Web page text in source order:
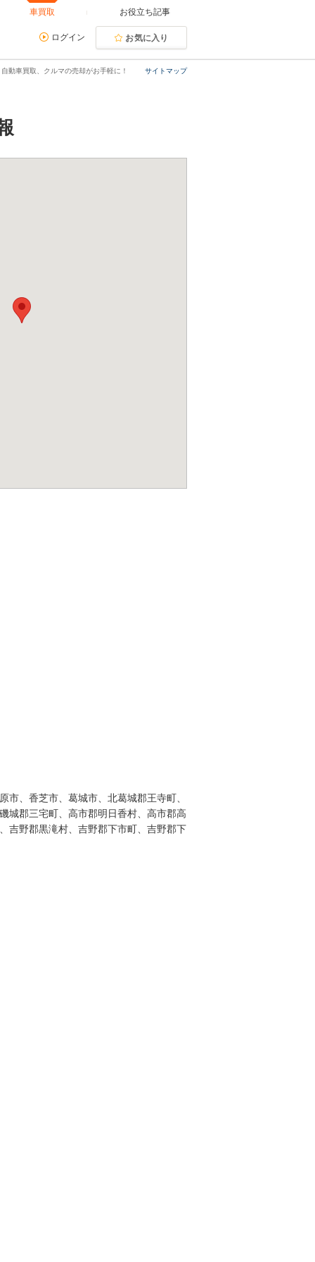
車買取 お役立ち記事
ログイン お気に入り
サイトマップ
動車買取、クルマの売却がお手軽に！
、香芝市、葛城市、北葛城郡王寺町、
城郡三宅町、高市郡明日香村、高市郡高
吉野郡黒滝村、吉野郡下市町、吉野郡下